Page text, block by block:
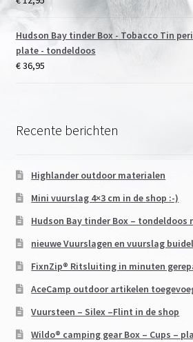
Hudson Bay tinder Box - Tobacco Tin
plate - tondeldoos
€36,95
Recente berichten
Highlander outdoor materialen
Mini vuurslag 4×3 cm in de shop :-)
Hudson Bay tinder Box – tondeldoos
nieuwe Vuurslagen en vuurslag
FixnZip® Ritsluiting in minuten
AceCamp outdoor artikelen
Vuursteen – Silex –Flint in de shop
Wildo® camping gear Box – Cups –